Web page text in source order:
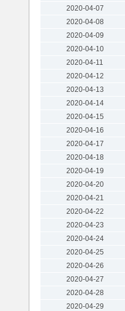
2020-04-07
2020-04-08
2020-04-09
2020-04-10
2020-04-11
2020-04-12
2020-04-13
2020-04-14
2020-04-15
2020-04-16
2020-04-17
2020-04-18
2020-04-19
2020-04-20
2020-04-21
2020-04-22
2020-04-23
2020-04-24
2020-04-25
2020-04-26
2020-04-27
2020-04-28
2020-04-29